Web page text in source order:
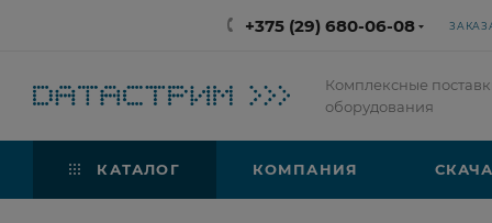
+375 (29) 680-06-08
Комплексные
оборудования
КАТАЛОГ КОМПАНИЯ